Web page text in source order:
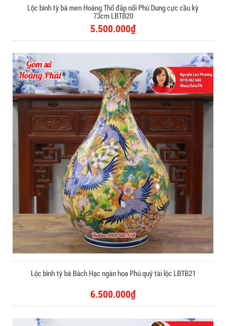
Lộc bình tỳ bà men Hoàng Thổ đắp nổi Phù Dung cực cầu kỳ
73cm LBTB20
5.500.000₫
Lộc bình tỳ bà Bách Hạc ngàn hoa Phú quý tài lộc LBTB21
6.500.000₫